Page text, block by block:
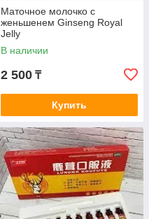
Маточное молочко с
женьшенем Ginseng Royal
Jelly
В наличии
2 500 ₸
Купить